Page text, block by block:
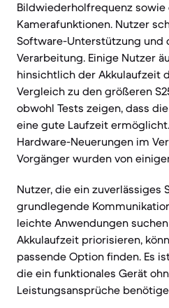
Bildwiederholfrequenz
Kamerafunktionen. Nutzer
Software-Unterstützung und
Verarbeitung. Einige Nutzer
hinsichtlich der Akkulaufzeit
Vergleich zu den größeren
obwohl Tests zeigen, dass
eine gute Laufzeit
Hardware-Neuerungen im
Vorgänger wurden von
Nutzer, die ein zuverlässiges
grundlegende
leichte Anwendungen
Akkulaufzeit priorisieren,
passende Option finden. Es
die ein funktionales Gerät
Leistungsansprüche